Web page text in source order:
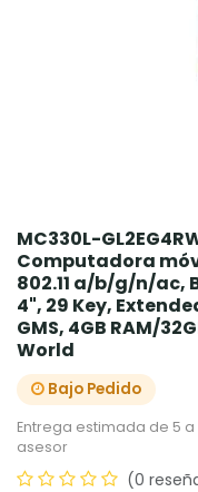
MC330L-
Computadora
802.11 a/b/g/n/ac,
4", 29 Key,
GMS, 4GB RAM/
World
Bajo Pedido
Entrega estimada de 5
asesor
(0